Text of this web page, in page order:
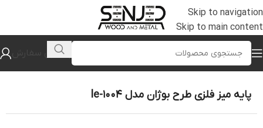
Skip to navigation
Skip to main content
پیگیری سفارش
خانه/پایه میز فلزی/
پایه میز فلزی طرح بوژان مدل le-1004